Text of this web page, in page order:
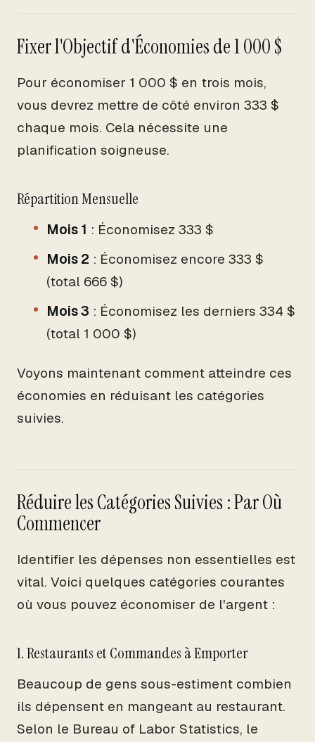
Fixer l'Objectif d'Économies de 1 000 $
Pour économiser 1 000 $ en trois mois,
vous devrez mettre de côté environ 333 $
chaque mois. Cela nécessite une
planification soigneuse.
Répartition Mensuelle
Mois 1 : Économisez 333 $
Mois 2 : Économisez encore 333 $
(total 666 $)
Mois 3 : Économisez les derniers 334 $
(total 1 000 $)
Voyons maintenant comment atteindre ces
économies en réduisant les catégories
suivies.
Réduire les Catégories Suivies : Par Où
Commencer
Identifier les dépenses non essentielles est
vital. Voici quelques catégories courantes
où vous pouvez économiser de l'argent :
1. Restaurants et Commandes à Emporter
Beaucoup de gens sous-estiment combien
ils dépensent en mangeant au restaurant.
Selon le Bureau of Labor Statistics, le